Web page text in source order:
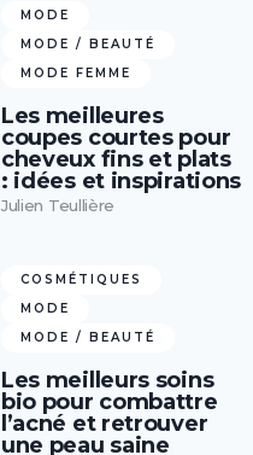
MODE
MODE / BEAUTÉ
MODE FEMME
Les meilleures
coupes courtes pour
cheveux fins et plats
: idées et inspirations
Julien Teullière
COSMÉTIQUES
MODE
MODE / BEAUTÉ
Les meilleurs soins
bio pour combattre
l’acné et retrouver
une peau saine